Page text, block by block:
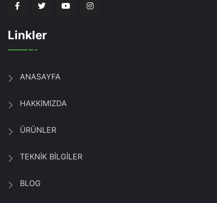
Linkler
ANASAYFA
HAKKIMIZDA
ÜRÜNLER
TEKNİK BİLGİLER
BLOG